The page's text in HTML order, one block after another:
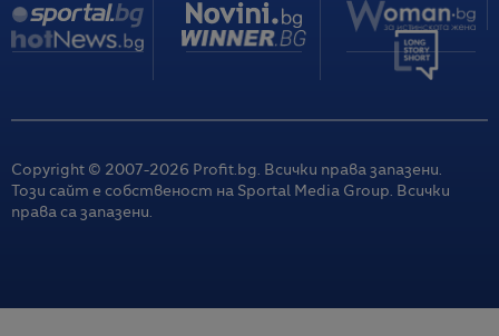
Copyright © 2007-2026 Profit.bg. Всички права запазени.
Този сайт е собственост на Sportal Media Group. Всички
права са запазени.